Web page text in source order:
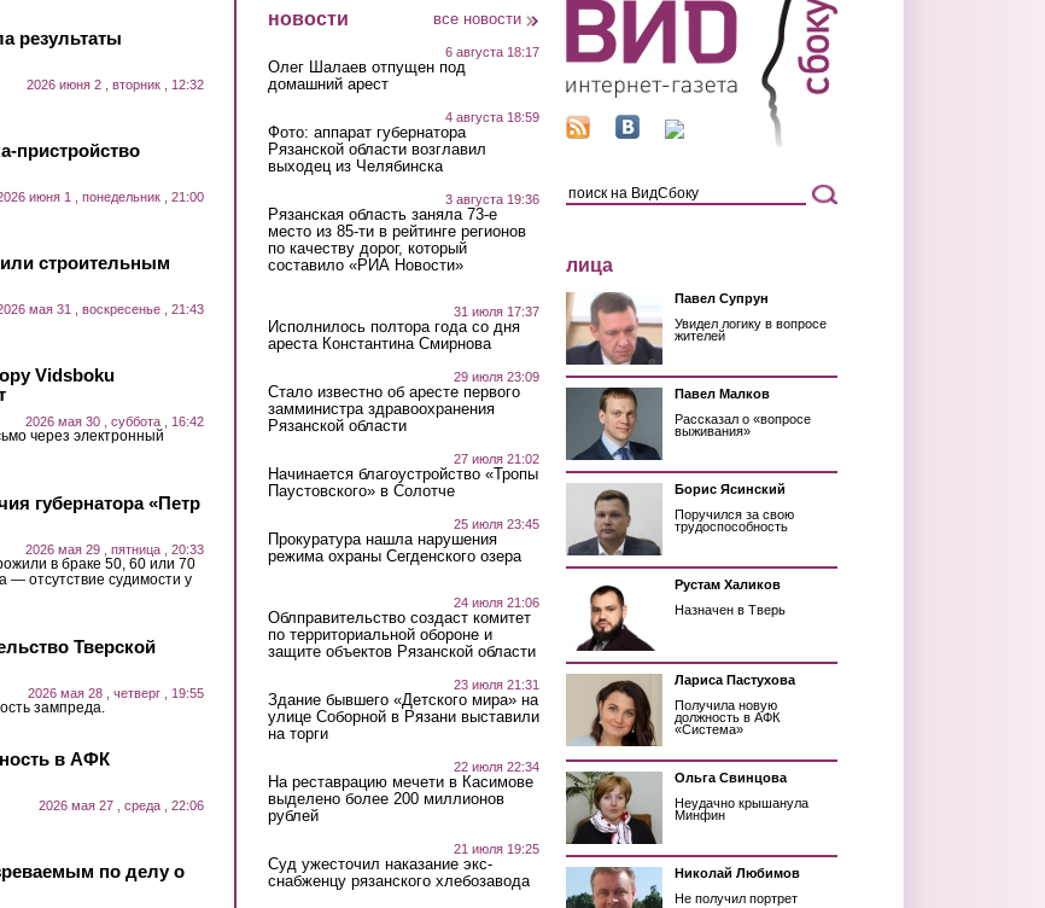
результаты
2026 июня 2 , вторник , 12:32
пристройство
июня 1 , понедельник , 21:00
строительным
мая 31 , воскресенье , 21:43
Vidsboku
2026 мая 30 , суббота , 16:42
через электронный
губернатора «Петр
2026 мая 29 , пятница , 20:33
в браке 50, 60 или 70
— отсутствие судимости у
Тверской
2026 мая 28 , четверг , 19:55
зампреда.
в АФК
2026 мая 27 , среда , 22:06
по делу о
новости все новости
6 августа 18:17
Олег Шалаев отпущен под
домашний арест
4 августа 18:59
Фото: аппарат губернатора
Рязанской области возглавил
выходец из Челябинска
3 августа 19:36
Рязанская область заняла 73-е
место из 85-ти в рейтинге регионов
по качеству дорог, который
составило «РИА Новости»
31 июля 17:37
Исполнилось полтора года со дня
ареста Константина Смирнова
29 июля 23:09
Стало известно об аресте первого
замминистра здравоохранения
Рязанской области
27 июля 21:02
Начинается благоустройство «Тропы
Паустовского» в Солотче
25 июля 23:45
Прокуратура нашла нарушения
режима охраны Сегденского озера
24 июля 21:06
Облправительство создаст комитет
по территориальной обороне и
защите объектов Рязанской области
23 июля 21:31
Здание бывшего «Детского мира» на
улице Соборной в Рязани выставили
на торги
22 июля 22:34
На реставрацию мечети в Касимове
выделено более 200 миллионов
рублей
21 июля 19:25
Суд ужесточил наказание экс-
снабженцу рязанского хлебозавода
лица
Павел Супрун
Увидел логику в вопросе
жителей
Павел Малков
Рассказал о «вопросе
выживания»
Борис Ясинский
Поручился за свою
трудоспособность
Рустам Халиков
Назначен в Тверь
Лариса Пастухова
Получила новую
должность в АФК
«Система»
Ольга Свинцова
Неудачно крышанула
Минфин
Николай Любимов
Не получил портрет